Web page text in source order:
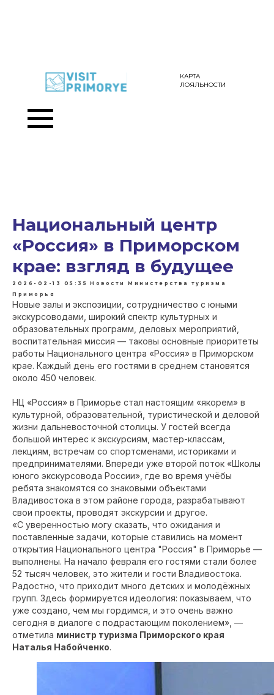
КАРТА
ЛОЯЛЬНОСТИ
Национальный центр
«Россия» в Приморском
крае: взгляд в будущее
2026-02-13 05:35
Новости Министерства туризма
Приморья
Новые залы и экспозиции, сотрудничество с юными
экскурсоводами, широкий спектр культурных и
образовательных программ, деловых мероприятий,
воспитательная миссия — таковы основные приоритеты
работы Национального центра «Россия» в Приморском
крае. Каждый день его гостями в среднем становятся
около 450 человек.
НЦ «Россия» в Приморье стал настоящим «якорем» в
культурной, образовательной, туристической и деловой
жизни дальневосточной столицы. У гостей всегда
большой интерес к экскурсиям, мастер-классам,
лекциям, встречам со спортсменами, историками и
предпринимателями. Впереди уже второй поток «Школы
юного экскурсовода России», где во время учёбы
ребята знакомятся со знаковыми объектами
Владивостока в этом районе города, разрабатывают
свои проекты, проводят экскурсии и другое.
«С уверенностью могу сказать, что ожидания и
поставленные задачи, которые ставились на момент
открытия Национального центра "Россия" в Приморье —
выполнены. На начало февраля его гостями стали более
52 тысяч человек, это жители и гости Владивостока.
Радостно, что приходит много детских и молодёжных
групп. Здесь формируется идеология: показываем, что
уже создано, чем мы гордимся, и это очень важно
сегодня в диалоге с подрастающим поколением», —
отметила министр туризма Приморского края
Наталья Набойченко.